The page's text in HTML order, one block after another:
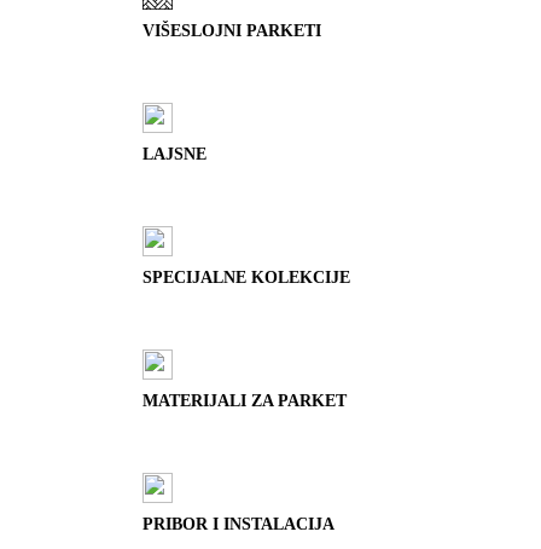
VIŠESLOJNI PARKETI
LAJSNE
SPECIJALNE KOLEKCIJE
MATERIJALI ZA PARKET
PRIBOR I INSTALACIJA